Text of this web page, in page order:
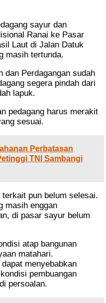
sayur dan
Ranai ke Pasar
Laut di Jalan Datuk
masih tertunda.
dan Perdagangan sudah
segera pindah dari
lapuk.
pedagang harus merakit
sesuai.
Perbatasan
TNI Sambangi
pun belum selesai.
masih enggan
di pasar sayur belum
atap bangunan
matahari.
menyebabkan
pembuangan
persoalan.